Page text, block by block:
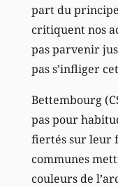
part du
critiquent nos
pas parvenir
pas s’infliger
Bettembourg
pas pour
fiertés sur leur
communes
couleurs de